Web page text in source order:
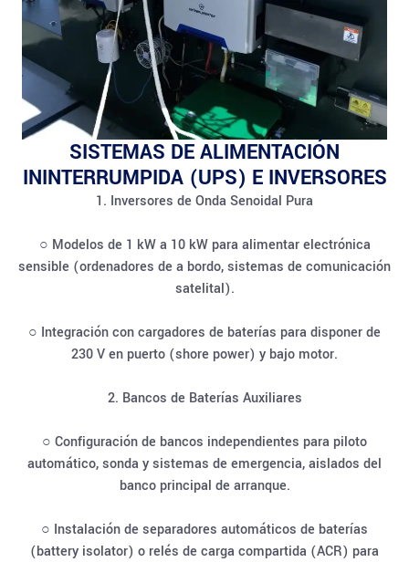
SISTEMAS DE ALIMENTACIÓN
ININTERRUMPIDA (UPS) E INVERSORES
1. Inversores de Onda Senoidal Pura
○ Modelos de 1 kW a 10 kW para alimentar electrónica
sensible (ordenadores de a bordo, sistemas de comunicación
satelital).
○ Integración con cargadores de baterías para disponer de
230 V en puerto (shore power) y bajo motor.
2. Bancos de Baterías Auxiliares
○ Configuración de bancos independientes para piloto
automático, sonda y sistemas de emergencia, aislados del
banco principal de arranque.
○ Instalación de separadores automáticos de baterías
(battery isolator) o relés de carga compartida (ACR) para